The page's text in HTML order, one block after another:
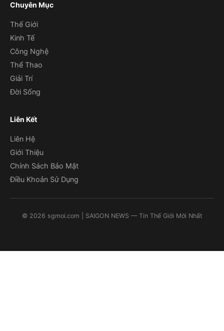
Chuyên Mục
Thế Giới
Kinh Tế
Công Nghệ
Thể Thao
Giải Trí
Đời Sống
Liên Kết
Liên Hệ
Giới Thiệu
Chính Sách Bảo Mật
Điều Khoản Sử Dụng
© 2026 sgmoi.com | SAIGON NEWS — Tin Thế Giới Mới Nhất